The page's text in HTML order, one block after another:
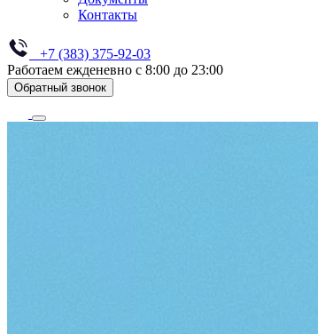
Контакты
+7 (383) 375-92-03
Работаем ежденевно с 8:00 до 23:00
Обратный звонок